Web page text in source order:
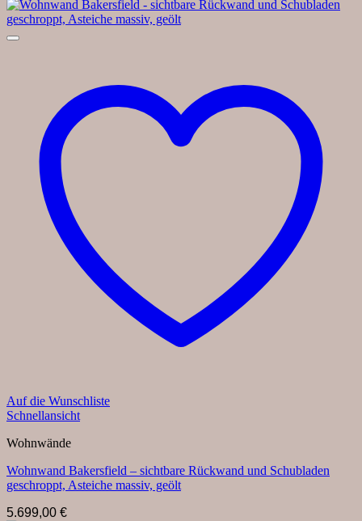
Auf die Wunschliste
Schnellansicht
Wohnwände
Wohnwand Bakersfield – sichtbare Rückwand und Schubladen
geschroppt, Asteiche massiv, geölt
5.699,00 €